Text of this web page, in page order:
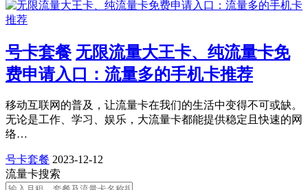
号卡套餐 无限流量大王卡、纯流量卡免
费申请入口：流量多的手机卡推荐
移动互联网的普及，让流量卡在我们的生活中变得不可或缺。
无论是工作、学习、娱乐，大流量卡都能提供稳定且快速的网
络…
号卡套餐 2023-12-12
流量卡搜索